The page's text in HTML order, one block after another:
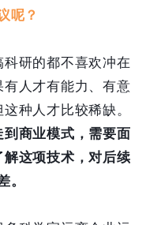
呢？
研的都不喜欢冲在
人才有能力、有意
种人才比较稀缺。
商业模式，需要面
这项技术，对后续
。